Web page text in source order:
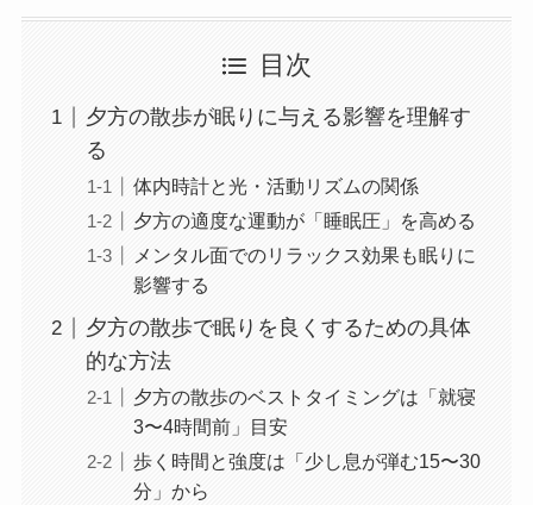
目次
夕方の散歩が眠りに与える影響を理解す
る
体内時計と光・活動リズムの関係
夕方の適度な運動が「睡眠圧」を高める
メンタル面でのリラックス効果も眠りに
影響する
夕方の散歩で眠りを良くするための具体
的な方法
夕方の散歩のベストタイミングは「就寝
3〜4時間前」目安
歩く時間と強度は「少し息が弾む15〜30
分」から